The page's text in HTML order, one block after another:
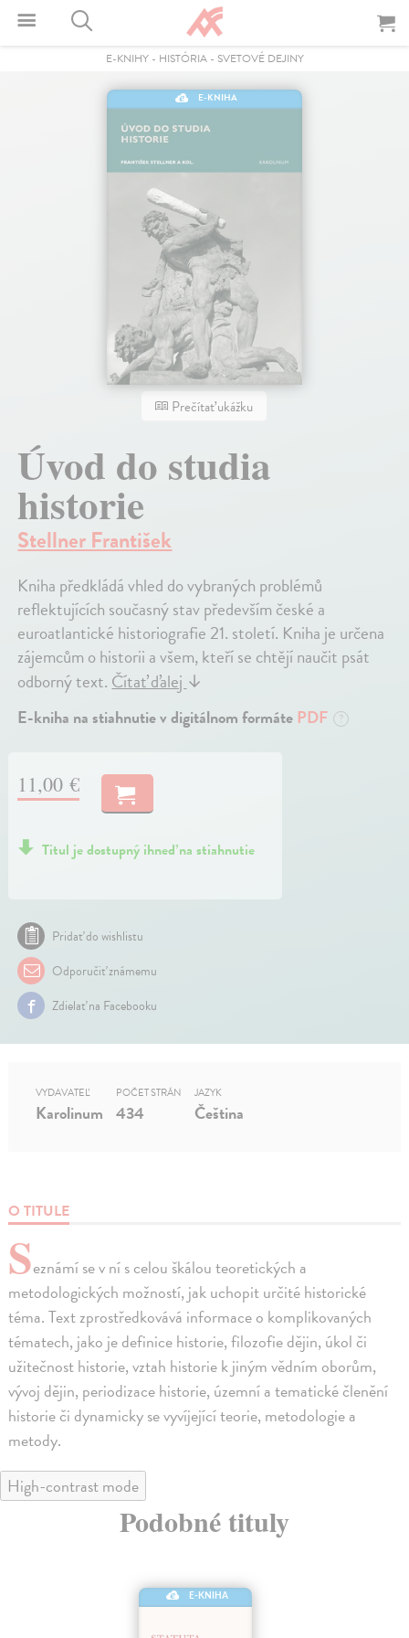
E-KNIHY- HISTÓRIA- SVETOVÉ DEJINY
E-KNIHA
Prečítať ukážku
Úvod do studia
historie
Stellner František
Kniha předkládá vhled do vybraných problémů
reflektujících současný stav především české a
euroatlantické historiografie 21. století. Kniha je určena
zájemcům o historii a všem, kteří se chtějí naučit psát
odborný text.Čítať ďalej↓
E-kniha na stiahnutie v digitálnom formáte PDF ?
11,00 €
Titul je dostupný ihneď na stiahnutie
Pridať do wishlistu
Odporučiť známemu
Zdielať na Facebooku
O TITULE
Seznámí se v ní s celou škálou teoretických a
metodologických možností, jak uchopit určité historické
téma. Text zprostředkovává informace o komplikovaných
tématech, jako je definice historie, filozofie dějin, úkol či
užitečnost historie, vztah historie k jiným vědním oborům,
vývoj dějin, periodizace historie, územní a tematické členění
historie či dynamicky se vyvíjející teorie, metodologie a
metody.
VYDAVATEĽ
Karolinum
POČET STRÁN
434
JAZYK
Čeština
High-contrast mode
Podobné tituly